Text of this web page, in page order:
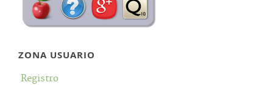
ZONA USUARIO
Registro